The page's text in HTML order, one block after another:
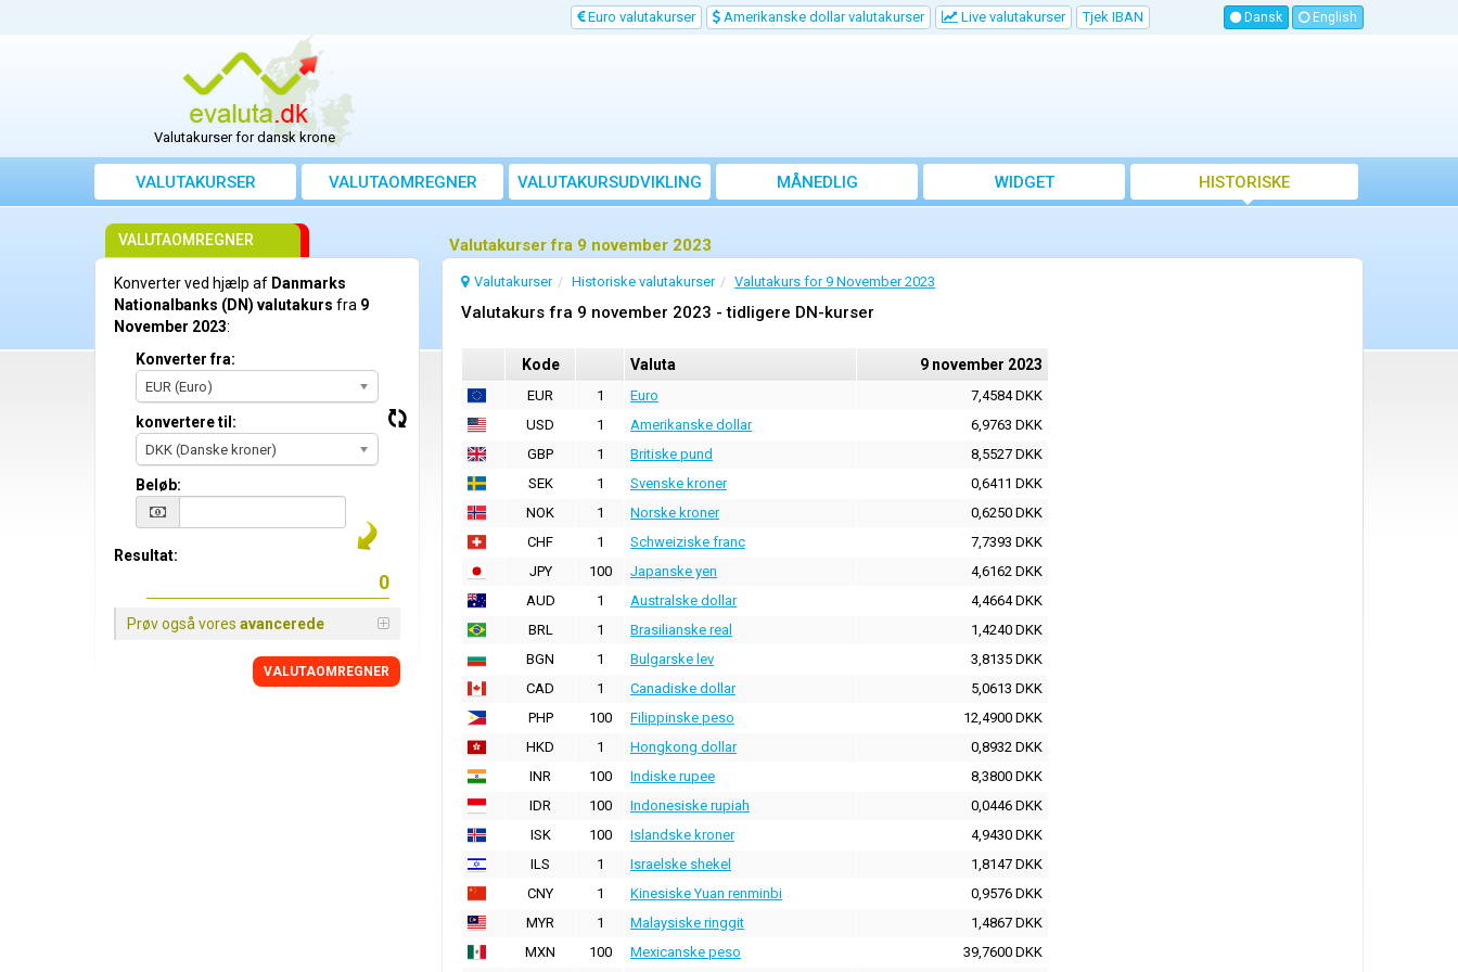
Euro valutakurser Amerikanske dollar valutakurser Live valutakurser Tjek IBAN Dansk English
Valutakurser for dansk krone
VALUTAKURSER VALUTAOMREGNER VALUTAKURSUDVIKLING
MÅNEDLIG
GENNEMSNITSKURS
WIDGET
HISTORISKE
VALUTAKURSER
Valutakurser fra 9 november 2023
Valutakurser Historiske valutakurser Valutakurs for 9 November 2023
Valutakurs fra 9 november 2023 - tidligere DN-kurser
Kode Valuta 9 november 2023
EUR 1 Euro
7,4584 DKK
USD
1 Amerikanske dollar
6,9763 DKK
GBP
1 Britiske pund
8,5527 DKK
SEK
1 Svenske kroner
0,6411 DKK
NOK
1 Norske kroner
0,6250 DKK
CHF
1 Schweiziske franc
7,7393 DKK
JPY
100 Japanske yen
4,6162 DKK
AUD
1 Australske dollar
4,4664 DKK
BRL
1 Brasilianske real
1,4240 DKK
BGN
1 Bulgarske lev
3,8135 DKK
CAD
1 Canadiske dollar
5,0613 DKK
PHP
100 Filippinske peso
12,4900 DKK
HKD
1 Hongkong dollar
0,8932 DKK
INR
100 Indiske rupee
8,3800 DKK
IDR
100 Indonesiske rupiah
0,0446 DKK
ISK
100 Islandske kroner
4,9430 DKK
ILS
1 Israelske shekel
1,8147 DKK
CNY
1 Kinesiske Yuan renminbi
0,9576 DKK
MYR
1 Malaysiske ringgit
1,4867 DKK
MXN
100 Mexicanske peso 39,7600 DKK
VALUTAOMREGNER
Konverter ved hjælp af Danmarks
Nationalbanks (DN) valutakurs fra 9
November 2023:
Konverter fra:
EUR (Euro)
konvertere til:
DKK (Danske kroner)
Beløb:
Resultat:
Prøv også vores avancerede
VALUTAOMREGNER